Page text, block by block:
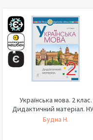
Українська мова. 2 клас.
Дидактичний матеріал.
Будна Н.